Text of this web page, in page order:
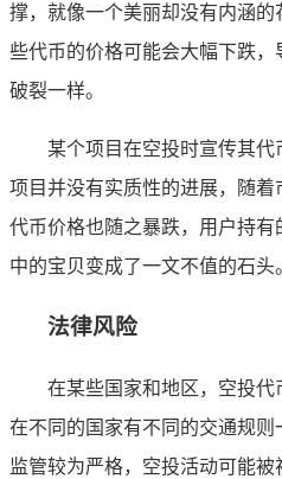
撑，就像一个美丽却没有内涵
些代币的价格可能会大幅下跌
破裂一样。
某个项目在空投时宣传其
项目并没有实质性的进展，随着
代币价格也随之暴跌，用户持
中的宝贝变成了一文不值的石头
法律风险
在某些国家和地区，空投
在不同的国家有不同的交通规
监管较为严格，空投活动可能